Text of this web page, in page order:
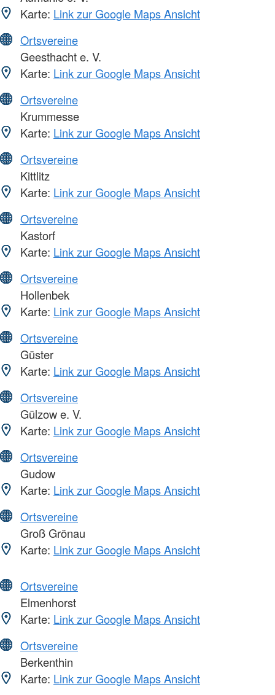
Karte: Link zur Google Maps Ansicht
Ortsvereine
Geesthacht e. V.
Karte: Link zur Google Maps Ansicht
Ortsvereine
Krummesse
Karte: Link zur Google Maps Ansicht
Ortsvereine
Kittlitz
Karte: Link zur Google Maps Ansicht
Ortsvereine
Kastorf
Karte: Link zur Google Maps Ansicht
Ortsvereine
Hollenbek
Karte: Link zur Google Maps Ansicht
Ortsvereine
Güster
Karte: Link zur Google Maps Ansicht
Ortsvereine
Gülzow e. V.
Karte: Link zur Google Maps Ansicht
Ortsvereine
Gudow
Karte: Link zur Google Maps Ansicht
Ortsvereine
Groß Grönau
Karte: Link zur Google Maps Ansicht
Ortsvereine
Elmenhorst
Karte: Link zur Google Maps Ansicht
Ortsvereine
Berkenthin
Karte: Link zur Google Maps Ansicht